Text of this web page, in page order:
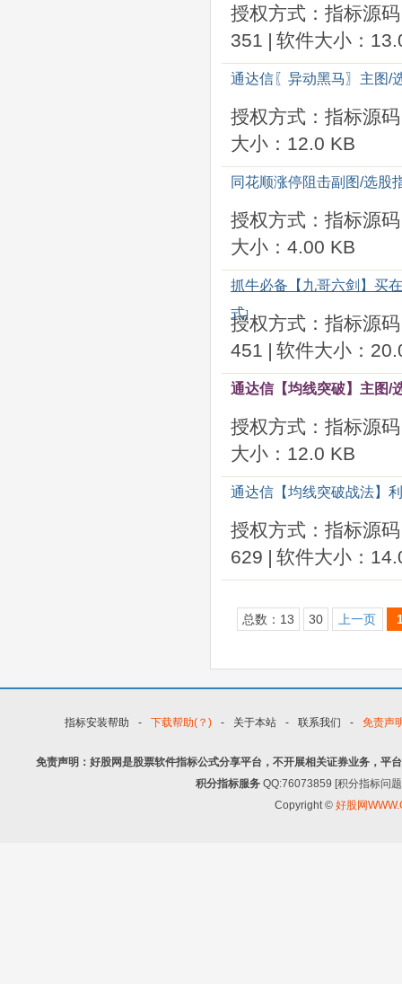
授权方式：指标源码
351 | 软件大小：
通达信〖异动黑马〗主图/
授权方式：指标源码
大小：12.0 KB
同花顺涨停阻击副图/选股
授权方式：指标源码
大小：4.00 KB
抓牛必备【九哥六剑】买
式]
授权方式：指标源码
451 | 软件大小：
通达信【均线突破】主图/
授权方式：指标源码
大小：12.0 KB
通达信【均线突破战法】
授权方式：指标源码
629 | 软件大小：
总数：13 30 上一页
指标安装帮助 - 下载帮助(？) - 关于本站 - 联系我们 - 免责声
免责声明：好股网是股票软件指标公式分享平台，不开展相关证券业务，平
积分指标服务 QQ:76073859 [积分指标问
Copyright © 好股网